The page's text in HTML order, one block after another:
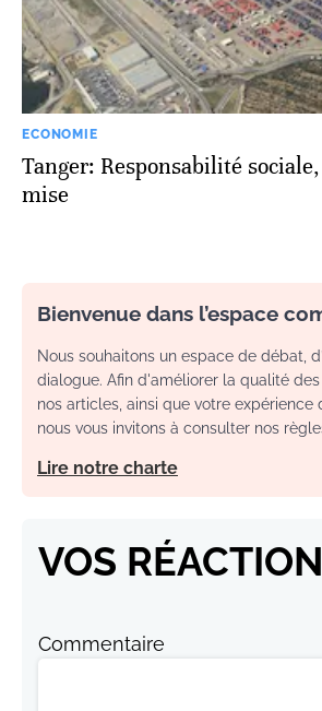
ECONOMIE
Tanger: Responsabilité
mise
Bienvenue dans l’espace
Nous souhaitons un espace de débat,
dialogue. Afin d'améliorer la qualité
nos articles, ainsi que votre expérience
nous vous invitons à consulter nos
Lire notre charte
VOS
Commentaire